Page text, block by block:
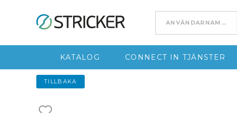
Go to content
KATALOG CONNECT IN TJÄNSTER
TILLBAKA